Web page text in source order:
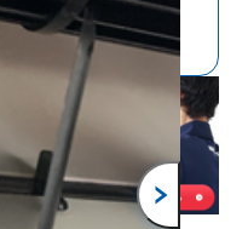
電話をする
128